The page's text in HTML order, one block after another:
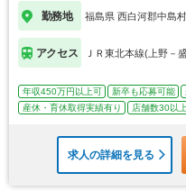
勤務地 福島県 西白河郡中島村
アクセス ＪＲ東北本線(上野－
年収450万円以上可 新卒も応募可能
産休・育休取得実績有り
店舗数30以上
求人の詳細を見る